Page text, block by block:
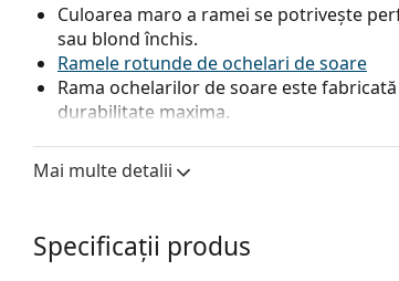
Culoarea maro a ramei se potrivește
sau blond închis.
Ramele rotunde de ochelari de soare
Rama ochelarilor de soare este
durabilitate maxima.
Lentile ochelari de soare
Lentilele verzi reduc intensitatea luminii
rezistența sa excepțională la zgârieturi.
excelente în comparație cu alte
Mai multe detalii
Specificații produs